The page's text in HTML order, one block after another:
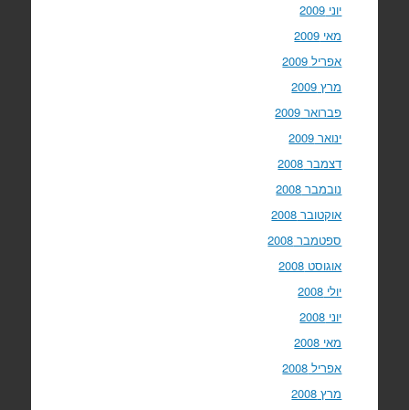
יוני 2009
מאי 2009
אפריל 2009
מרץ 2009
פברואר 2009
ינואר 2009
דצמבר 2008
נובמבר 2008
אוקטובר 2008
ספטמבר 2008
אוגוסט 2008
יולי 2008
יוני 2008
מאי 2008
אפריל 2008
מרץ 2008